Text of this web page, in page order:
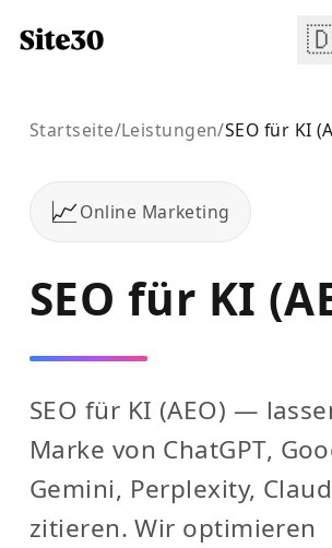
Startseite/Leistungen/SEO für KI
📈Online Marketing
SEO für KI
SEO für KI (AEO) —
Marke von ChatGPT,
Gemini, Perplexity,
zitieren. Wir optimieren